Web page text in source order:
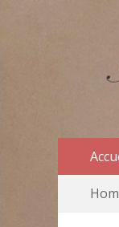
Le
contenu